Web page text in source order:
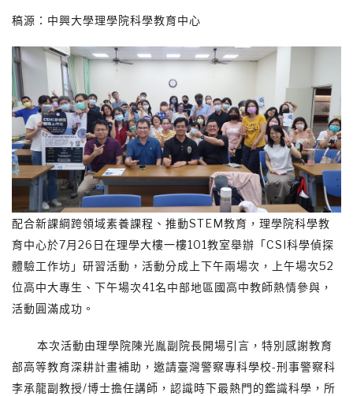
稿源：中興大學理學院科學教育中心
配合新課綱跨領域素養課程、推動STEM教育，理學院科學教
育中心於7月26日在理學大樓一樓101教室舉辦「CSI科學偵探
體驗工作坊」研習活動，活動分成上下午兩場次，上午場次52
位高中大專生、下午場次41名中部地區國高中教師熱情參與，
活動圓滿成功。
本次活動由理學院陳光胤副院長開場引言，特別感謝教育
部高等教育深耕計畫補助，邀請臺灣警察專科學校-刑事警察科
李承龍副教授/博士擔任講師，認識時下最熱門的鑑識科學，所